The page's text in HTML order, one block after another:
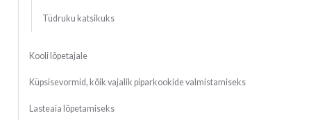
Tüdruku katsikuks
Kooli lõpetajale
Küpsisevormid, kõik vajalik piparkookide valmistamiseks
Lasteaia lõpetamiseks